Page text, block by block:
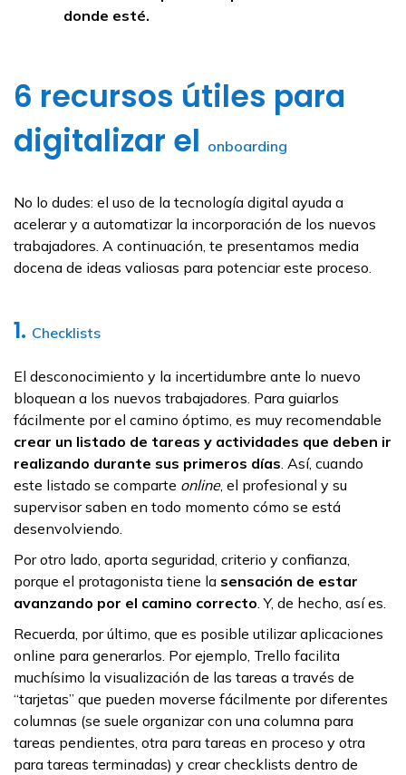
donde esté.
6 recursos útiles para
digitalizar el onboarding
No lo dudes: el uso de la tecnología digital ayuda a
acelerar y a automatizar la incorporación de los nuevos
trabajadores. A continuación, te presentamos media
docena de ideas valiosas para potenciar este proceso.
1. Checklists
El desconocimiento y la incertidumbre ante lo nuevo
bloquean a los nuevos trabajadores. Para guiarlos
fácilmente por el camino óptimo, es muy recomendable
crear un listado de tareas y actividades que deben ir
realizando durante sus primeros días. Así, cuando
este listado se comparte online, el profesional y su
supervisor saben en todo momento cómo se está
desenvolviendo.
Por otro lado, aporta seguridad, criterio y confianza,
porque el protagonista tiene la sensación de estar
avanzando por el camino correcto. Y, de hecho, así es.
Recuerda, por último, que es posible utilizar aplicaciones
online para generarlos. Por ejemplo, Trello facilita
muchísimo la visualización de las tareas a través de
“tarjetas” que pueden moverse fácilmente por diferentes
columnas (se suele organizar con una columna para
tareas pendientes, otra para tareas en proceso y otra
para tareas terminadas) y crear checklists dentro de